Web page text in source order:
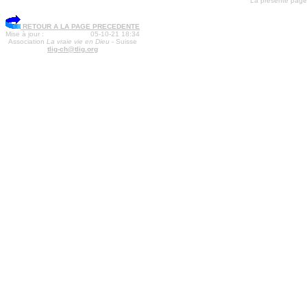
RETOUR A LA PAGE PRECEDENTE
Mise à jour :
05-10-21 18:34
Association La vraie vie en Dieu - Suisse
tlig-ch@tlig.org